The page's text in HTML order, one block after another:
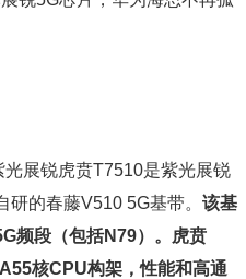
展锐虎贲T7510是紫光展锐
研的春藤V510 5G基带。该基
频段（包括N79）。虎贲
核CPU构架，性能和高通